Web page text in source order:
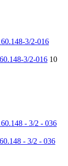
3/2-016 10
- 3/2 - 036